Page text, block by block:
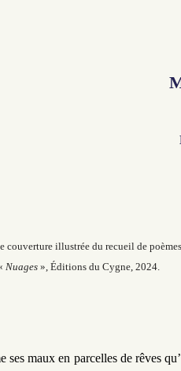
couverture illustrée du recueil de
Nuages», Éditions du Cygne, 2024.
ses maux en parcelles de rêves